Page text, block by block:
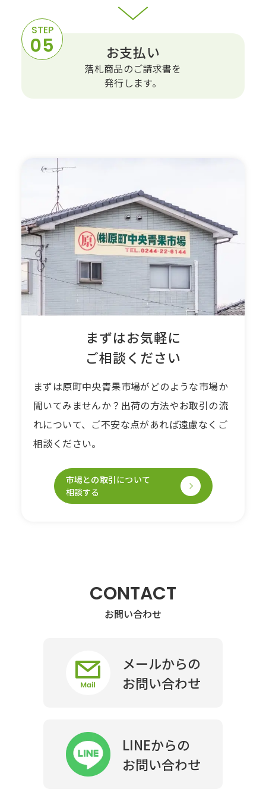
お支払い
落札商品のご請求書を
発⾏します。
まずはお気軽に
ご相談ください
まずは原町中央⻘果市場がどのような市場か
聞いてみませんか？出荷の⽅法やお取引の流
れについて、ご不安な点があれば遠慮なくご
相談ください。
市場との取引について
相談する
CONTACT
お問い合わせ
メールからの
お問い合わせ
LINEからの
お問い合わせ